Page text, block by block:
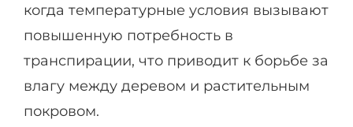
когда температурные условия вызывают
повышенную потребность в
транспирации, что приводит к борьбе за
влагу между деревом и растительным
покровом.